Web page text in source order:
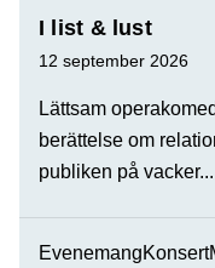
I list & lust
12 september 2026
Lättsam
berättelse om
publiken på vacker...
EvenemangKonsert